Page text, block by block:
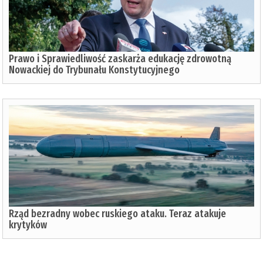
Prawo i Sprawiedliwość zaskarża edukację zdrowotną
Nowackiej do Trybunału Konstytucyjnego
Rząd bezradny wobec ruskiego ataku. Teraz atakuje
krytyków